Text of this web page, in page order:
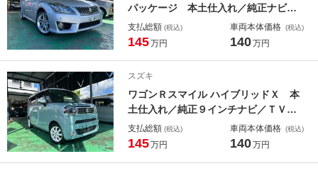
パッケージ 本土仕入れ／純正ナビ／
バックカメラ／ＥＴＣ／Ｂｌｕｅｔｏ
ｏｔｈ／ステアリングスイッチ／クリ
キーレス２個
支払総額 (税込)
145万円
車両本体価格 (税込)
140万円
スズキ
ワゴンＲスマイル ハイブリッドＸ 本
土仕入れ／純正９インチナビ／ＴＶ／
全方位カメラ／Ｂｌｕｅｔｏｏｔｈ／
ＥＴＣ／ドライブレコーダー／両側パ
支払総額 (税込)
145万円
車両本体価格 (税込)
140万円